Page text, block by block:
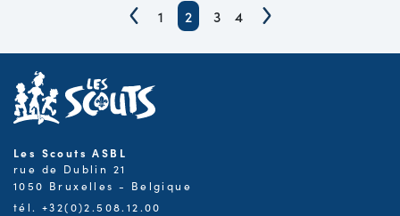
1 2 3 4
Les Scouts ASBL
rue de Dublin 21
1050 Bruxelles - Belgique
tél. +32(0)2.508.12.00